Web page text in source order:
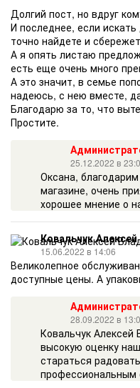
Долгий пост, но вдруг
И последнее, если искать
точно найдете и
А я опять листаю
есть еще очень много
А это значит, в семье
надеюсь, с нею вместе,
Благодарю за то, что
Простите.
25.12.2022 в
Оксана,
магазине, очень
хорошее мнение о
Ковальчук
15.06.2022 в 14:06
Великолепное
доступные цены. А
28.09.2022 в
Ковальчук Алексей
высокую оценку
стараться
профессиональным